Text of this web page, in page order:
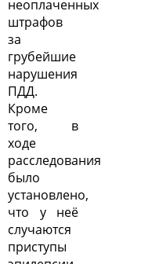
неоплаченных
штрафов
за
грубейшие
нарушения
ПДД.
Кроме
того, в
ходе
расследования
было
установлено,
что у неё
случаются
приступы